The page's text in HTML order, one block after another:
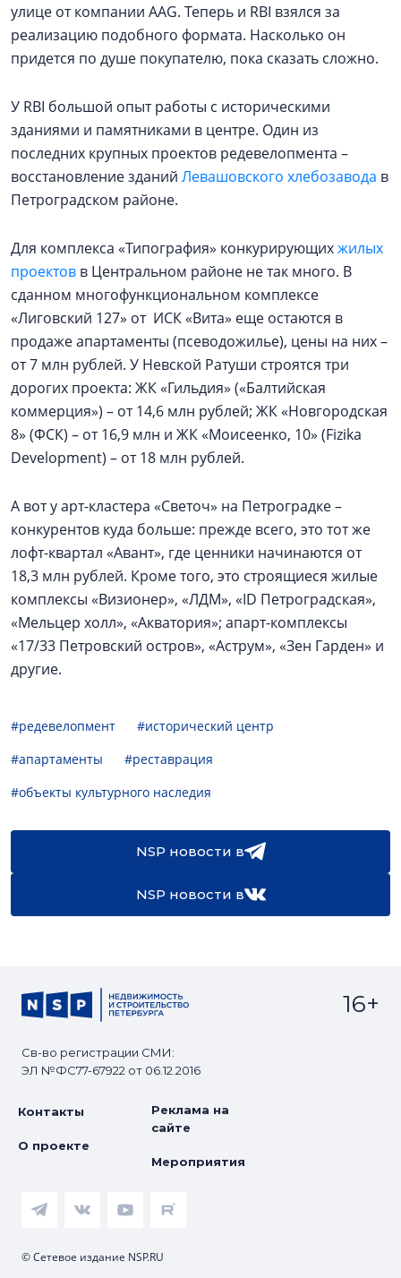
улице от компании AAG. Теперь и RBI взялся за
реализацию подобного формата. Насколько он
придется по душе покупателю, пока сказать сложно.
У RBI большой опыт работы с историческими
зданиями и памятниками в центре. Один из
последних крупных проектов редевелопмента –
восстановление зданий Левашовского хлебозавода в
Петроградском районе.
Для комплекса «Типография» конкурирующихжилых
проектов в Центральном районе не так много. В
сданном многофункциональном комплексе
«Лиговский 127» от ИСК «Вита» еще остаются в
продаже апартаменты (псеводожилье), цены на них –
от 7 млн рублей. У Невской Ратуши строятся три
дорогих проекта: ЖК «Гильдия» («Балтийская
коммерция») – от 14,6 млн рублей; ЖК «Новгородская
8» (ФСК) – от 16,9 млн и ЖК «Моисеенко, 10» (Fizika
Development) – от 18 млн рублей.
А вот у арт-кластера «Светоч» на Петроградке –
конкурентов куда больше: прежде всего, это тот же
лофт-квартал «Авант», где ценники начинаются от
18,3 млн рублей. Кроме того, это строящиеся жилые
комплексы «Визионер», «ЛДМ», «ID Петроградская»,
«Мельцер холл», «Акватория»; апарт-комплексы
«17/33 Петровский остров», «Аструм», «Зен Гарден» и
другие.
#редевелопмент
#исторический центр
#апартаменты
#реставрация
#объекты культурного наследия
NSP новости в
NSP новости в
Св-во регистрации СМИ:
ЭЛ №ФС77-67922 от 06.12.2016
16+
Контакты
О проекте
Реклама на
сайте
Мероприятия
© Сетевое издание NSP.RU